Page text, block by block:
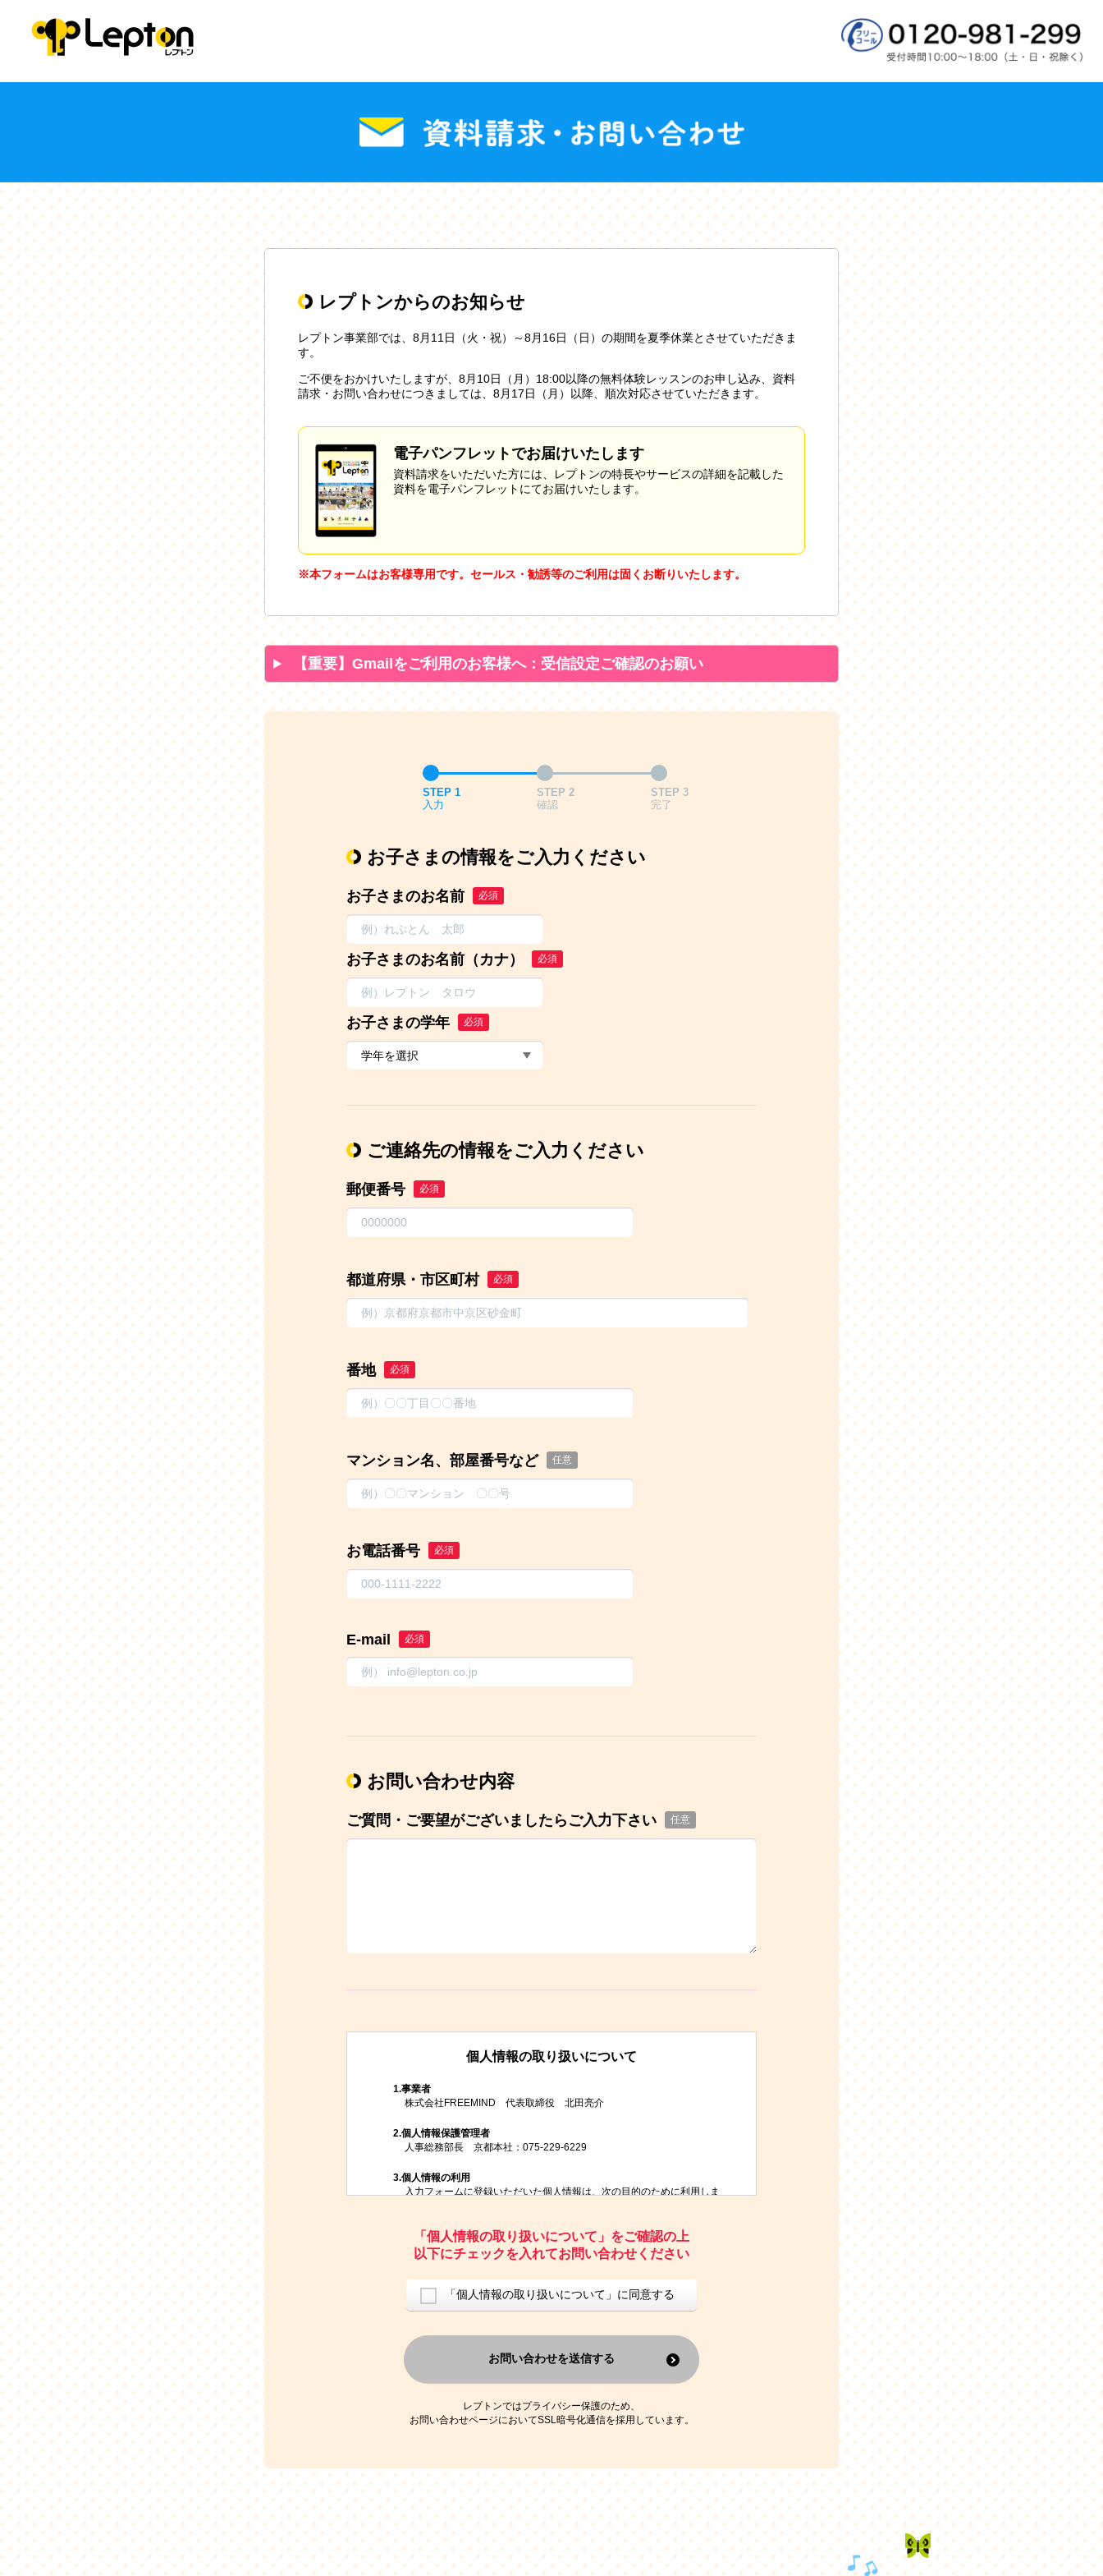
レプトンからのお知らせ
レプトン事業部では、8月11日（火・祝）～8月16日（日）の期間を夏季休業とさせていただきま
す。
ご不便をおかけいたしますが、8月10日（月）18:00以降の無料体験レッスンのお申し込み、資料
請求・お問い合わせにつきましては、8月17日（月）以降、順次対応させていただきます。
電子パンフレットでお届けいたします
資料請求をいただいた方には、レプトンの特長やサービスの詳細を記載した
資料を電子パンフレットにてお届けいたします。
※本フォームはお客様専用です。セールス・勧誘等のご利用は固くお断りいたします。
【重要】Gmailをご利用のお客様へ：受信設定ご確認のお願い
STEP 1
入力
STEP 2
確認
STEP 3
完了
お子さまの情報をご入力ください
お子さまのお名前 必須
お子さまのお名前（カナ） 必須
お子さまの学年 必須
ご連絡先の情報をご入力ください
郵便番号 必須
都道府県・市区町村 必須
番地 必須
マンション名、部屋番号など 任意
お電話番号 必須
E-mail 必須
お問い合わせ内容
ご質問・ご要望がございましたらご入力下さい 任意
個人情報の取り扱いについて
1.事業者
株式会社FREEMIND 代表取締役 北田亮介
2.個人情報保護管理者
人事総務部長 京都本社：075-229-6229
3.個人情報の利用
入力フォームに登録いただいた個人情報は、次の目的のために利用しま
お問い合わせにお答えするため
レプトンのキャンペーンや新商品（新サービス）、新規開講教室等を
ご案内するため
ご利用者の個人情報を、本人が特定されないデータに不可逆変換した
上で、広告・宣伝・販売促進活動に役立てること
なお、この利用目的を超えた個人情報の取扱いは行いません。また、こ
れ以外の目的で個人情報を利用することはありません。
※当社の保有する個人情報と第三者広告配信事業者が保有する個人情報
を、本人が特定されないデータに不可逆変換した上で第三者広告配信事
業者においてマッチングを行い、その結果に基づいて広告を配信するこ
4.
個人情報の第三者への提供
当社は、次の場合を除き、ご本人の同意なしに個人情報を第三者に提供
することはありません。
ご本人の同意がある場合
法令に基づく場合
人の生命、身体または財産の保護のために必要がある場合であって、
本人の同意を得ることが困難である場合
「個人情報の取り扱いについて」をご確認の上
以下にチェックを入れてお問い合わせください
「個人情報の取り扱いについて」に同意する
お問い合わせを送信する
レプトンではプライバシー保護のため、
お問い合わせページにおいてSSL暗号化通信を採用しています。